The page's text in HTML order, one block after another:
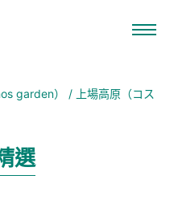
garden） / 上場高原（コス
選